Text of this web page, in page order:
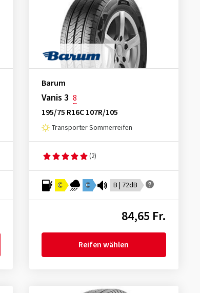
Barum
Vanis 3 8
195/75 R16C 107R/105
Transporter Sommerreifen
(2)
C C B | 72dB
84,65 Fr.
Reifen wählen